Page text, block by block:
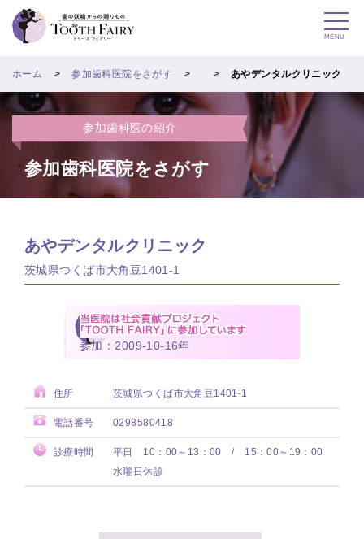
MENU
ホーム 参加歯科医院をさがす あやデンタルクリニック
参加歯科医の紹介
参加歯科医院をさがす
あやデンタルクリニック
茨城県つくば市大角豆1401-1
参加：2009-10-16年
住所 茨城県つくば市大角豆1401-1
電話番号 0298580418
診療時間
平日 10：00～13：00 / 15：00～19：00
水曜日休診